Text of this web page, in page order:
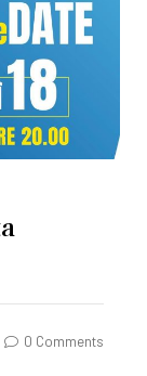
0 Comments